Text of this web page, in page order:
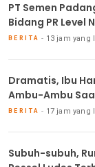
PT Semen
Bidang PR Level
BERITA 13 jam yang
Dramatis, Ibu
Ambu-Ambu
BERITA 17 jam yang
Subuh-subuh,